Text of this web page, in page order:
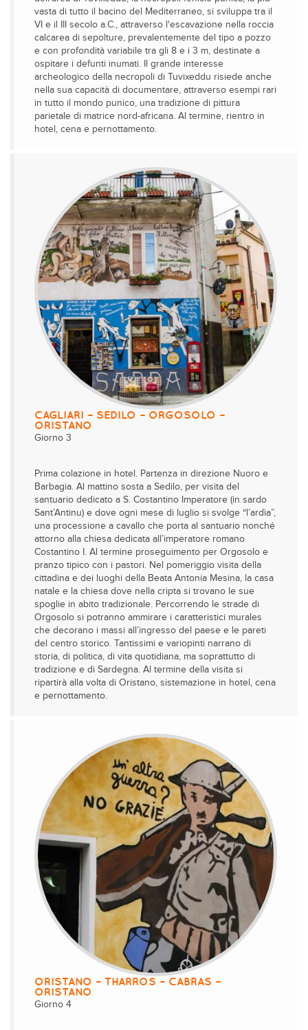
vasta di tutto il bacino del Mediterraneo, si sviluppa tra il
VI e il III secolo a.C., attraverso l'escavazione nella roccia
calcarea di sepolture, prevalentemente del tipo a pozzo
e con profondità variabile tra gli 8 e i 3 m, destinate a
ospitare i defunti inumati. Il grande interesse
archeologico della necropoli di Tuvixeddu risiede anche
nella sua capacità di documentare, attraverso esempi rari
in tutto il mondo punico, una tradizione di pittura
parietale di matrice nord-africana. Al termine, rientro in
hotel, cena e pernottamento.
CAGLIARI – SEDILO – ORGOSOLO –
ORISTANO
Giorno 3
Prima colazione in hotel. Partenza in direzione Nuoro e
Barbagia. Al mattino sosta a Sedilo, per visita del
santuario dedicato a S. Costantino Imperatore (in sardo
Sant’Antinu) e dove ogni mese di luglio si svolge “l’ardìa”,
una processione a cavallo che porta al santuario nonché
attorno alla chiesa dedicata all’imperatore romano
Costantino I. Al termine proseguimento per Orgosolo e
pranzo tipico con i pastori. Nel pomeriggio visita della
cittadina e dei luoghi della Beata Antonia Mesina, la casa
natale e la chiesa dove nella cripta si trovano le sue
spoglie in abito tradizionale. Percorrendo le strade di
Orgosolo si potranno ammirare i caratteristici murales
che decorano i massi all’ingresso del paese e le pareti
del centro storico. Tantissimi e variopinti narrano di
storia, di politica, di vita quotidiana, ma soprattutto di
tradizione e di Sardegna. Al termine della visita si
ripartirà alla volta di Oristano, sistemazione in hotel, cena
e pernottamento.
ORISTANO – THARROS – CABRAS –
ORISTANO
Giorno 4